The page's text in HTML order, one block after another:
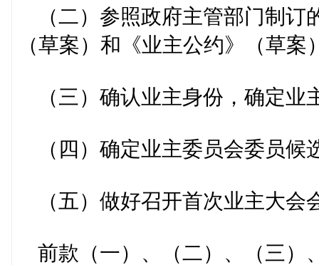
（二）参照政府主管部门制订
（草案）和《业主公约》（草案
（三）确认业主身份，确定业
（四）确定业主委员会委员候
（五）做好召开首次业主大会
前款（一）、（二）、（三）